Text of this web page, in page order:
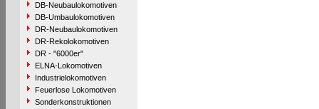
DB-Neubaulokomotiven
DB-Umbaulokomotiven
DR-Neubaulokomotiven
DR-Rekolokomotiven
DR - "6000er"
ELNA-Lokomotiven
Industrielokomotiven
Feuerlose Lokomotiven
Sonderkonstruktionen